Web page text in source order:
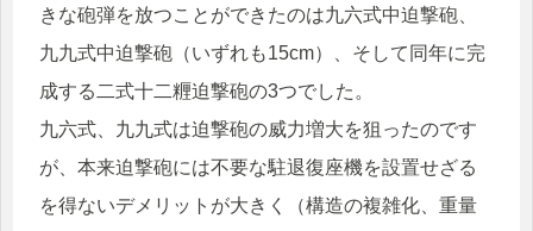
きな砲弾を放つことができたのは九六式中迫撃砲、
九九式中迫撃砲（いずれも15cm）、そして同年に完
成する二式十二糎迫撃砲の3つでした。
九六式、九九式は迫撃砲の威力増大を狙ったのです
が、本来迫撃砲には不要な駐退復座機を設置せざる
を得ないデメリットが大きく（構造の複雑化、重量